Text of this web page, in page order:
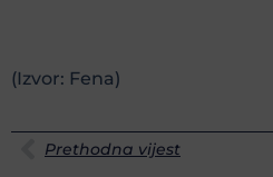
(Izvor: Fena)
Prethodna vijest